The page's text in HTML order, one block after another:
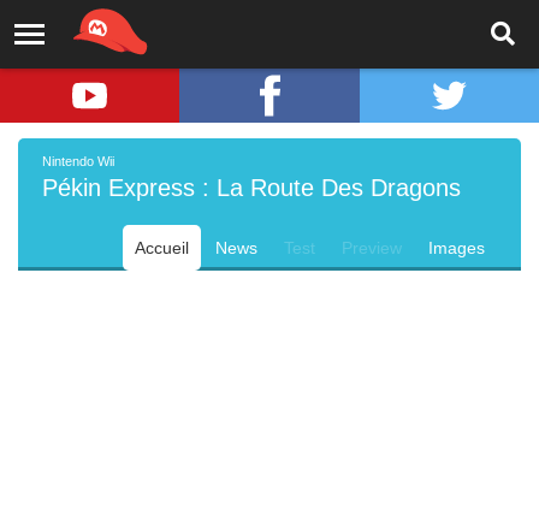
Nintendo Wii
Pékin Express : La Route Des Dragons
Accueil News Test Preview Images